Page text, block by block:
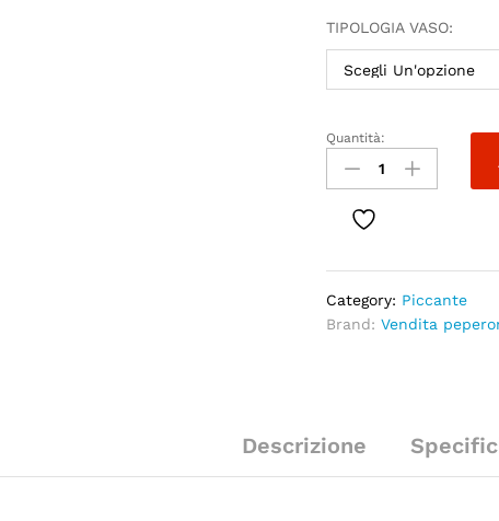
TIPOLOGIA VASO:
Quantità:
Category: Piccante
Brand:Vendita
Descrizione